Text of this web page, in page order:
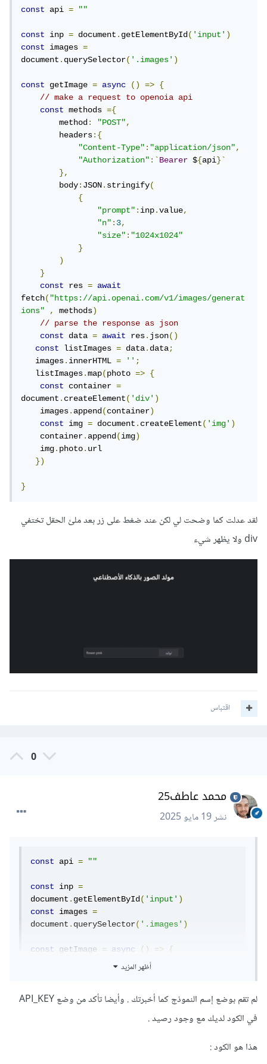
const api = ""
const inp = document.getElementById('input')
const
images =
document.querySelector('.images')
const getImage = async () =>
{
// make a request to openoia api
const methods ={
        method
: "POST",
        headers
:{
"Content-Type":"application/json",
"Authorization":`Bearer ${api}`
},
        body
:JSON.stringify(
{
"prompt":inp.value,
"n":3,
"size":"1024x1024"
}
)
}
const
res =
await
fetch("https://api.openai.com/v1/images/generat
ions"
, methods)
// parse the response as json
const
data = await res.json()
const
listImages = data.data;
   images
.innerHTML = '';
   listImages
.map(photo =>
{
const
container =
document.createElement('div')
    images
.append(container)
const
img = document.createElement('img')
    container
.append(img)
    img
.photo.url
})
}
لقد عدلت كما وضحت لي لكن عند ضغط على زر بعد ملئ الحقل تختفي
div ولا يظهر شيء
اقتباس
0
محمد عاطف25
نشر19 مايو 2025
const api = ""
const inp =
document.getElementById('input')
const
images =
document.querySelector('.images')
const getImage = async () =>
{
// make a request to openoia api
        headers
:{
,
أظهر المزيد
لم تقم بوضع إسم النموذج كما أخبرتك . وأيضا تأكد من وضع API_KEY
في الكود لديك مع وجود رصيد .
هذا هو الكود